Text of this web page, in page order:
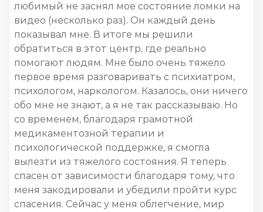
любимый не заснял мое состояние ломки на
видео (несколько раз). Он каждый день
показывал мне. В итоге мы решили
обратиться в этот центр, где реально
помогают людям. Мне было очень тяжело
первое время разговаривать с психиатром,
психологом, наркологом. Казалось, они ничего
обо мне не знают, а я не так рассказываю. Но
со временем, благодаря грамотной
медикаментозной терапии и
психологической поддержке, я смогла
вылезти из тяжелого состояния. Я теперь
спасен от зависимости благодаря тому, что
меня закодировали и убедили пройти курс
спасения. Сейчас у меня облегчение, мир